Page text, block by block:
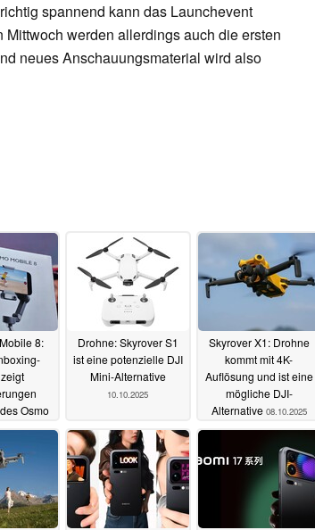
spannend kann das Launchevent
werden allerdings auch die ersten
neues Anschauungsmaterial wird also
8:
Osmo
offiziellem
Drohne: Skyrover S1
ist eine potenzielle DJI
Mini-Alternative
10.10.2025
Skyrover X1: Drohne
kommt mit 4K-
Auflösung und ist eine
mögliche DJI-
Alternative 08.10.2025